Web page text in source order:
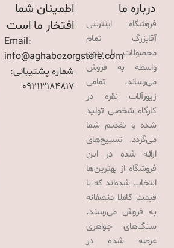
درباره ما
فروشگاه اینترنتی
آقابزرگ تمام
محصولات را بدون
واسطه به فروش
می‌رساند. تمامی
زیورآلات نقره در
کارگاه شخصی تولید
شده و تقدیم شما
می‌گردد. تسبیح‌های
ارائه شده در این
فروشگاه از بهترین‌ها
انتخاب شده‌اند که با
قیمت کاملا منصفانه
به فروش می‌رسند.
سنگ‌های جواهری
عرضه شده در
اطمینان شما
افتخار ما است
Email:
info@aghabozorgstore.com
شماره پشتیبانی:
09213184817